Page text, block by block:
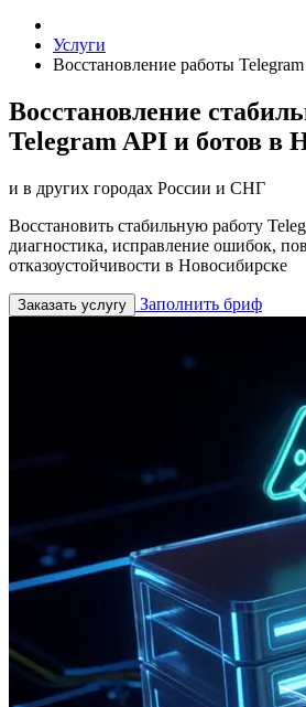
Услуги
Восстановление работы
Восстановление
Telegram API и ботов в
и в других городах России и СНГ
Восстановить стабильную работу
диагностика, исправление ошибок,
отказоустойчивости в Новосибирске
Заказать услугу Заполнить бриф